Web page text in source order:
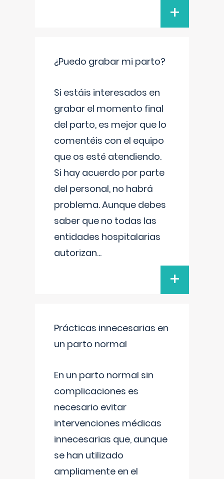
+
¿Puedo grabar mi parto?
Si estáis interesados en
grabar el momento final
del parto, es mejor que lo
comentéis con el equipo
que os esté atendiendo.
Si hay acuerdo por parte
del personal, no habrá
problema. Aunque debes
saber que no todas las
entidades hospitalarias
autorizan...
+
Prácticas innecesarias en
un parto normal
En un parto normal sin
complicaciones es
necesario evitar
intervenciones médicas
innecesarias que, aunque
se han utilizado
ampliamente en el